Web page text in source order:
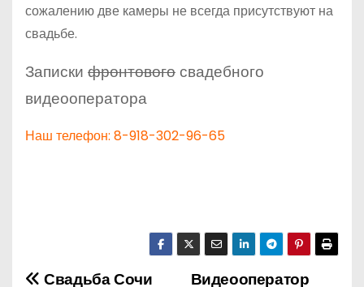
сожалению две камеры не всегда присутствуют на
свадьбе.
Записки фронтового свадебного
видеооператора
Наш телефон: 8-918-302-96-65
Видеооператор
Свадьба Сочи